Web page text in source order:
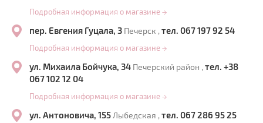
Подробная информация о магазине →
пер. Евгения Гуцала, 3 Печерск , тел. 067 197 92 54
Подробная информация о магазине →
ул. Михаила Бойчука, 34 Печерский район , тел. +38
067 102 12 04
Подробная информация о магазине →
ул. Антоновича, 155Лыбедская , тел. 067 286 95 25